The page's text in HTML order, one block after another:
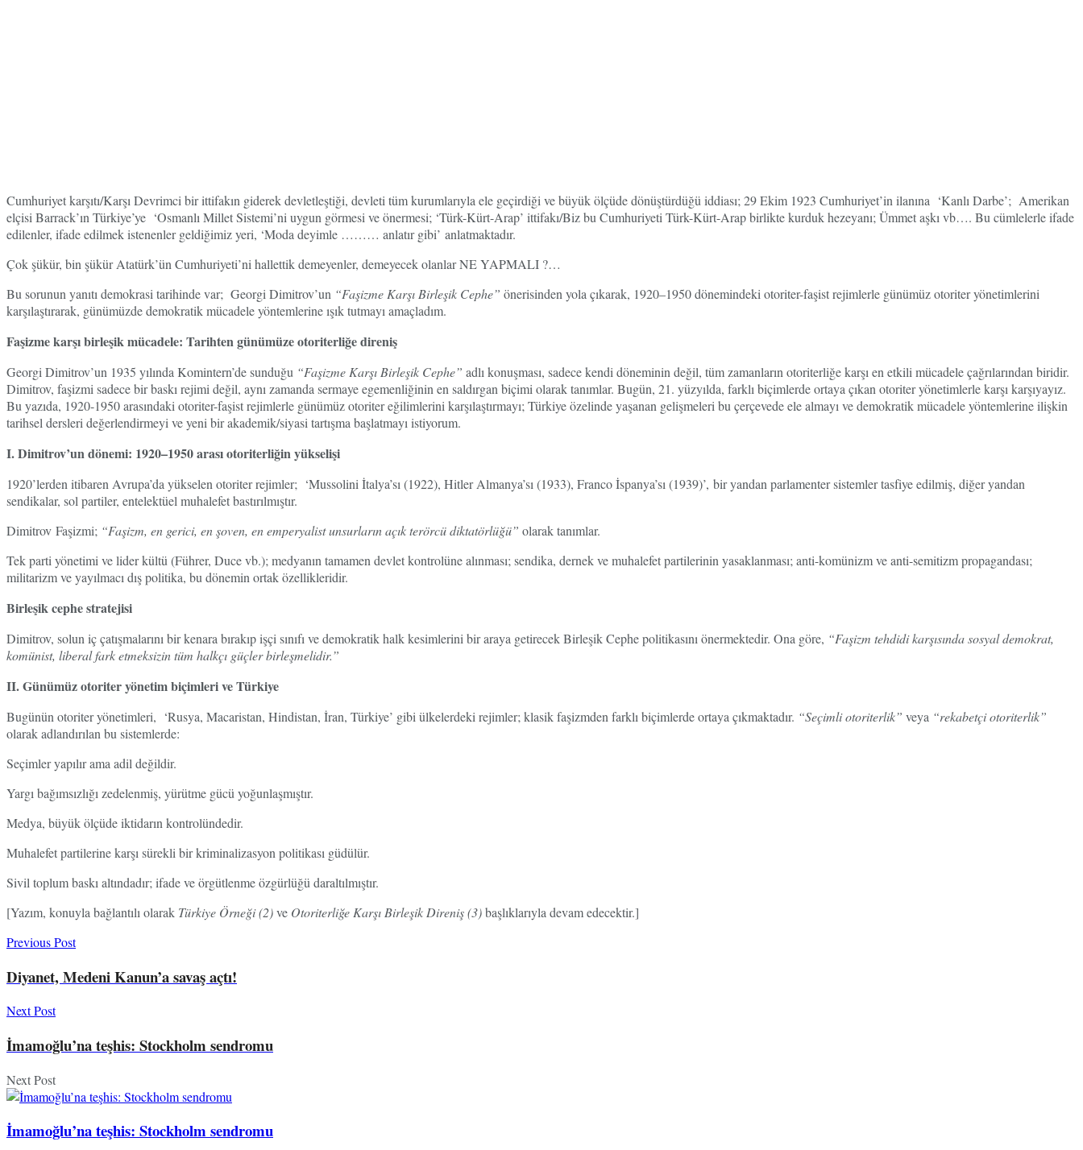
Cumhuriyet karşıtı/Karşı Devrimci bir ittifakın giderek devletleştiği, devleti tüm kurumlarıyla ele geçirdiği ve büyük ölçüde dönüştürdüğü iddiası; 29 Ekim 1923 Cumhuriyet’in ilanına ‘Kanlı Darbe’; Amerikan
elçisi Barrack’ın Türkiye’ye ‘Osmanlı Millet Sistemi’ni uygun görmesi ve önermesi; ‘Türk-Kürt-Arap’ ittifakı/Biz bu Cumhuriyeti Türk-Kürt-Arap birlikte kurduk hezeyanı; Ümmet aşkı vb…. Bu cümlelerle ifade
edilenler, ifade edilmek istenenler geldiğimiz yeri, ‘Moda deyimle ……… anlatır gibi’ anlatmaktadır.
Çok şükür, bin şükür Atatürk’ün Cumhuriyeti’ni hallettik demeyenler, demeyecek olanlar NE YAPMALI ?…
Bu sorunun yanıtı demokrasi tarihinde var; Georgi Dimitrov’un “Faşizme Karşı Birleşik Cephe” önerisinden yola çıkarak, 1920–1950 dönemindeki otoriter-faşist rejimlerle günümüz otoriter yönetimlerini
karşılaştırarak, günümüzde demokratik mücadele yöntemlerine ışık tutmayı amaçladım.
Faşizme karşı birleşik mücadele: Tarihten günümüze otoriterliğe direniş
Georgi Dimitrov’un 1935 yılında Komintern’de sunduğu “Faşizme Karşı Birleşik Cephe” adlı konuşması, sadece kendi döneminin değil, tüm zamanların otoriterliğe karşı en etkili mücadele çağrılarından biridir.
Dimitrov, faşizmi sadece bir baskı rejimi değil, aynı zamanda sermaye egemenliğinin en saldırgan biçimi olarak tanımlar. Bugün, 21. yüzyılda, farklı biçimlerde ortaya çıkan otoriter yönetimlerle karşı karşıyayız.
Bu yazıda, 1920-1950 arasındaki otoriter-faşist rejimlerle günümüz otoriter eğilimlerini karşılaştırmayı; Türkiye özelinde yaşanan gelişmeleri bu çerçevede ele almayı ve demokratik mücadele yöntemlerine ilişkin
tarihsel dersleri değerlendirmeyi ve yeni bir akademik/siyasi tartışma başlatmayı istiyorum.
I. Dimitrov’un dönemi: 1920–1950 arası otoriterliğin yükselişi
1920’lerden itibaren Avrupa’da yükselen otoriter rejimler; ‘Mussolini İtalya’sı (1922), Hitler Almanya’sı (1933), Franco İspanya’sı (1939)’, bir yandan parlamenter sistemler tasfiye edilmiş, diğer yandan
sendikalar, sol partiler, entelektüel muhalefet bastırılmıştır.
Dimitrov Faşizmi; “Faşizm, en gerici, en şoven, en emperyalist unsurların açık terörcü diktatörlüğü” olarak tanımlar.
Tek parti yönetimi ve lider kültü (Führer, Duce vb.); medyanın tamamen devlet kontrolüne alınması; sendika, dernek ve muhalefet partilerinin yasaklanması; anti-komünizm ve anti-semitizm propagandası;
militarizm ve yayılmacı dış politika, bu dönemin ortak özellikleridir.
Birleşik cephe stratejisi
Dimitrov, solun iç çatışmalarını bir kenara bırakıp işçi sınıfı ve demokratik halk kesimlerini bir araya getirecek Birleşik Cephe politikasını önermektedir. Ona göre, “Faşizm tehdidi karşısında sosyal demokrat,
komünist, liberal fark etmeksizin tüm halkçı güçler birleşmelidir.”
II. Günümüz otoriter yönetim biçimleri ve Türkiye
Bugünün otoriter yönetimleri, ‘Rusya, Macaristan, Hindistan, İran, Türkiye’ gibi ülkelerdeki rejimler; klasik faşizmden farklı biçimlerde ortaya çıkmaktadır. “Seçimli otoriterlik” veya “rekabetçi otoriterlik”
olarak adlandırılan bu sistemlerde:
Seçimler yapılır ama adil değildir.
Yargı bağımsızlığı zedelenmiş, yürütme gücü yoğunlaşmıştır.
Medya, büyük ölçüde iktidarın kontrolündedir.
Muhalefet partilerine karşı sürekli bir kriminalizasyon politikası güdülür.
Sivil toplum baskı altındadır; ifade ve örgütlenme özgürlüğü daraltılmıştır.
[Yazım, konuyla bağlantılı olarak Türkiye Örneği (2)ve Otoriterliğe Karşı Birleşik Direniş (3)başlıklarıyla devam edecektir.]
Previous Post
Diyanet, Medeni Kanun’a savaş açtı!
Next Post
İmamoğlu’na teşhis: Stockholm sendromu
Next Post
İmamoğlu’na teşhis: Stockholm sendromu